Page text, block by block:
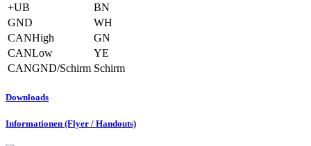
+UB
BN
GND
WH
CANHigh
GN
CANLow
YE
CANGND/Schirm Schirm
Downloads
Informationen (Flyer / Handouts)